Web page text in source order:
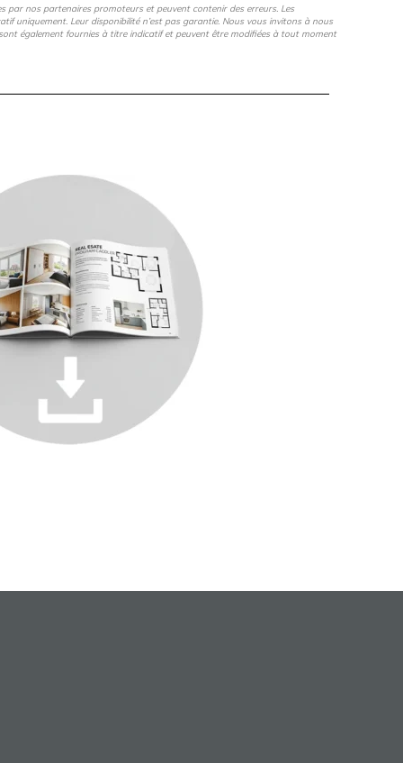
par nos partenaires promoteurs et peuvent contenir des erreurs. Les
uniquement. Leur disponibilité n’est pas garantie. Nous vous invitons à nous
également fournies à titre indicatif et peuvent être modifiées à tout moment